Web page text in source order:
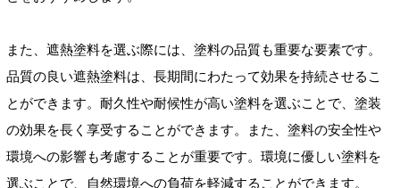
また、遮熱塗料を選ぶ際には、塗料の品質も重要な要素です。
品質の良い遮熱塗料は、長期間にわたって効果を持続させるこ
とができます。耐久性や耐候性が高い塗料を選ぶことで、塗装
の効果を長く享受することができます。また、塗料の安全性や
環境への影響も考慮することが重要です。環境に優しい塗料を
選ぶことで、自然環境への負荷を軽減することができます。